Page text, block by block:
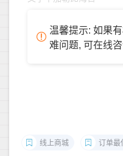
温馨提示: 如果
难问题, 可在线
线上商城 订单最